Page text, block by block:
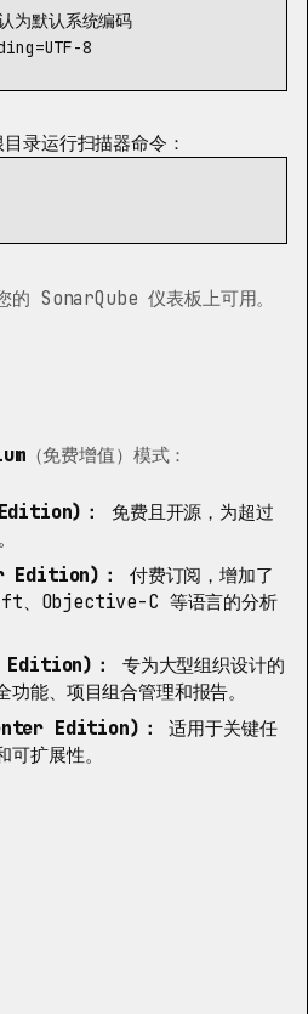
=UTF-8
录运行扫描器命令：
的 SonarQube 仪表板上可用。
（免费增值）模式：
：
免费且开源，为超过
Edition)：
付费订阅，增加了
、Objective-C 等语言的分析
：
专为大型组织设计的
能、项目组合管理和报告。
Edition)：
适用于关键任
扩展性。